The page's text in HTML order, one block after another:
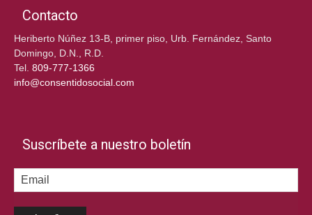
Contacto
Heriberto Núñez 13-B, primer piso, Urb. Fernández, Santo
Domingo, D.N., R.D.
Tel. 809-777-1366
info@consentidosocial.com
Suscríbete a nuestro boletín